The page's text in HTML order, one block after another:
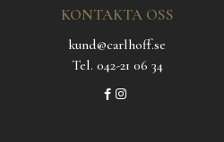
KONTAKTA OSS
kund@carlhoff.se
Tel. 042-21 06 34